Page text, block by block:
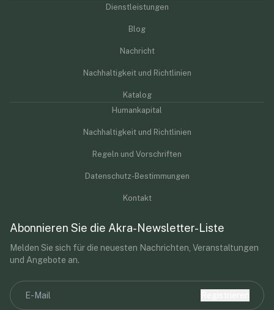
Dienstleistungen
Blog
Nachricht
Nachhaltigkeit und Richtlinien
Katalog
Humankapital
Nachhaltigkeit und Richtlinien
Regeln und Vorschriften
Datenschutz-Bestimmungen
Kontakt
Abonnieren Sie die Akra-Newsletter-Liste
Melden Sie sich für die neuesten Nachrichten, Veranstaltungen
und Angebote an.